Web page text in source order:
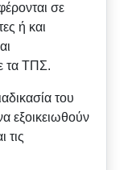
σε
ή και
τα ΤΠΣ.
του
εξοικειωθούν
τις